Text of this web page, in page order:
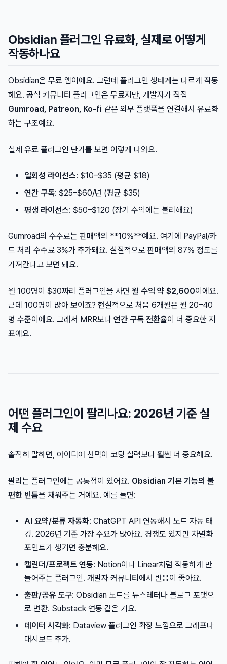
Obsidian 플러그인 유료화, 실제로 어떻게
작동하나요
Obsidian은 무료 앱이에요. 그런데 플러그인 생태계는 다르게 작동
해요. 공식 커뮤니티 플러그인은 무료지만, 개발자가 직접
Gumroad, Patreon, Ko-fi 같은 외부 플랫폼을 연결해서 유료화
하는 구조예요.
실제 유료 플러그인 단가를 보면 이렇게 나와요.
일회성 라이선스: $10–$35 (평균 $18)
연간 구독: $25–$60/년 (평균 $35)
평생 라이선스: $50–$120 (장기 수익에는 불리해요)
Gumroad의 수수료는 판매액의 **10%**예요. 여기에 PayPal/카
드 처리 수수료 3%가 추가돼요. 실질적으로 판매액의 87% 정도를
가져간다고 보면 돼요.
월 100명이 $30짜리 플러그인을 사면 월 수익 약 $2,600이에요.
근데 100명이 많아 보이죠? 현실적으로 처음 6개월은 월 20–40
명 수준이에요. 그래서 MRR보다 연간 구독 전환율이 더 중요한 지
표예요.
어떤 플러그인이 팔리나요: 2026년 기준 실
제 수요
솔직히 말하면, 아이디어 선택이 코딩 실력보다 훨씬 더 중요해요.
팔리는 플러그인에는 공통점이 있어요. Obsidian 기본 기능의 불
편한 빈틈을 채워주는 거예요. 예를 들면:
AI 요약/분류 자동화: ChatGPT API 연동해서 노트 자동 태
깅. 2026년 기준 가장 수요가 많아요. 경쟁도 있지만 차별화
포인트가 생기면 충분해요.
캘린더/프로젝트 연동: Notion이나 Linear처럼 작동하게 만
들어주는 플러그인. 개발자 커뮤니티에서 반응이 좋아요.
출판/공유 도구: Obsidian 노트를 뉴스레터나 블로그 포맷으
로 변환. Substack 연동 같은 거요.
데이터 시각화: Dataview 플러그인 확장 느낌으로 그래프나
대시보드 추가.